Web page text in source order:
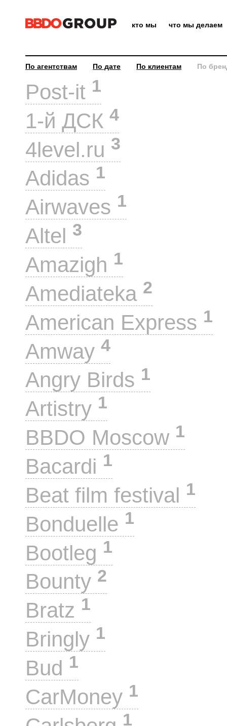
кто мы что мы делаем
По агентствам По дате По клиентам По
Post-it 1
1-й ДСК 4
4level.ru 3
Adidas 1
Airwaves 1
Altel 3
Amazigh 1
Amediateka 2
American Express 1
Amway 4
Angry Birds 1
Artistry 1
BBDO Moscow 1
Bacardi 1
Beat film festival 1
Bonduelle 1
Bootleg 1
Bounty 2
Bratz 1
Bringly 1
Bud 1
CarMoney 1
1